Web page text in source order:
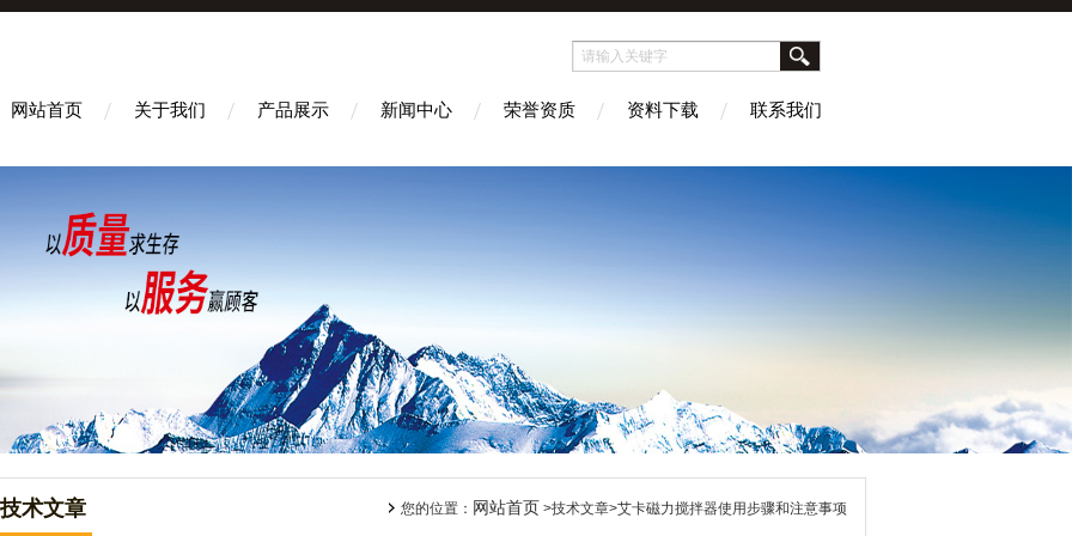
网站首页 关于我们 产品展示 新闻中心 荣誉资质 资料下载 联系我们
技术文章 您的位置： 网站首页 >技术文章>艾卡磁力搅拌器使用步骤和注意事项